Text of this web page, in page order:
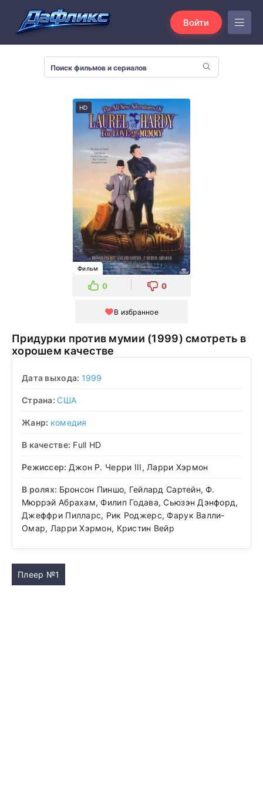
Войти
HD
Фильм
0 0
В избранное
Придурки против мумии (1999) смотреть в
хорошем качестве
Дата выхода: 1999
Страна:США
Жанр: комедия
В качестве: Full HD
Режиссер: Джон Р. Черри III, Ларри Хэрмон
В ролях: Бронсон Пиншо, Гейлард Сартейн, Ф.
Мюррэй Абрахам, Филип Годава, Сьюзэн Дэнфорд,
Джеффри Пилларс, Рик Роджерс, Фарук Валли-
Омар, Ларри Хэрмон, Кристин Вейр
Плеер №1